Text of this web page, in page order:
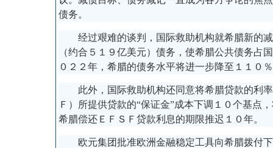
债务。
经过艰难的谈判，国际救助机构就希腊新的减
（约合５１９亿美元）债务，使希腊公共债务占
０２２年，希腊的债务水平将进一步降至１１０
此外，国际救助机构还同意将希腊贷款的利率
Ｆ）所提供贷款的“保证金”成本下调１０个基点
希腊偿还ＥＦＳＦ贷款利息的期限推迟１０年。
欧元集团批准欧洲金融稳定工具向希腊拨付下